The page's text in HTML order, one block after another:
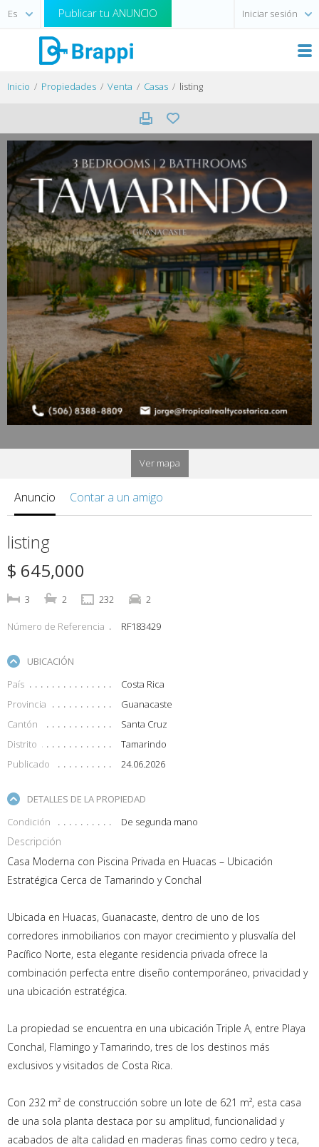
Publicar tu ANUNCIO Iniciar sesión
Inicio Propiedades Venta Casas listing
Ver mapa
Anuncio Contar a un amigo
listing
$ 645,000
3 2 232 2
Número de Referencia RF183429
UBICACIÓN
País
Costa Rica
Provincia
Guanacaste
Cantón
Santa Cruz
Distrito
Tamarindo
Publicado
24.06.2026
DETALLES DE LA PROPIEDAD
Condición
De segunda mano
Descripción
Casa Moderna con Piscina Privada en Huacas – Ubicación
Estratégica Cerca de Tamarindo y Conchal
Ubicada en Huacas, Guanacaste, dentro de uno de los
corredores inmobiliarios con mayor crecimiento y plusvalía del
Pacífico Norte, esta elegante residencia privada ofrece la
combinación perfecta entre diseño contemporáneo, privacidad y
una ubicación estratégica.
La propiedad se encuentra en una ubicación Triple A, entre Playa
Conchal, Flamingo y Tamarindo, tres de los destinos más
exclusivos y visitados de Costa Rica.
Con 232 m² de construcción sobre un lote de 621 m², esta casa
de una sola planta destaca por su amplitud, funcionalidad y
acabados de alta calidad en maderas finas como cedro y teca,